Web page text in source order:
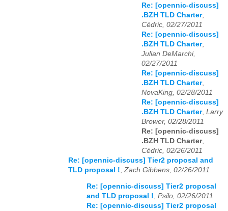
Re: [opennic-discuss]
.BZH TLD Charter,
Cédric, 02/27/2011
Re: [opennic-discuss]
.BZH TLD Charter,
Julian DeMarchi,
02/27/2011
Re: [opennic-discuss]
.BZH TLD Charter,
NovaKing, 02/28/2011
Re: [opennic-discuss]
.BZH TLD Charter, Larry
Brower, 02/28/2011
Re: [opennic-discuss]
.BZH TLD Charter,
Cédric, 02/26/2011
Re: [opennic-discuss] Tier2 proposal and
TLD proposal ! Zach Gibbens, 02/26/2011
Re: [opennic-discuss] Tier2 proposal
and TLD proposal !, Psilo, 02/26/2011
Re: [opennic-discuss] Tier2 proposal